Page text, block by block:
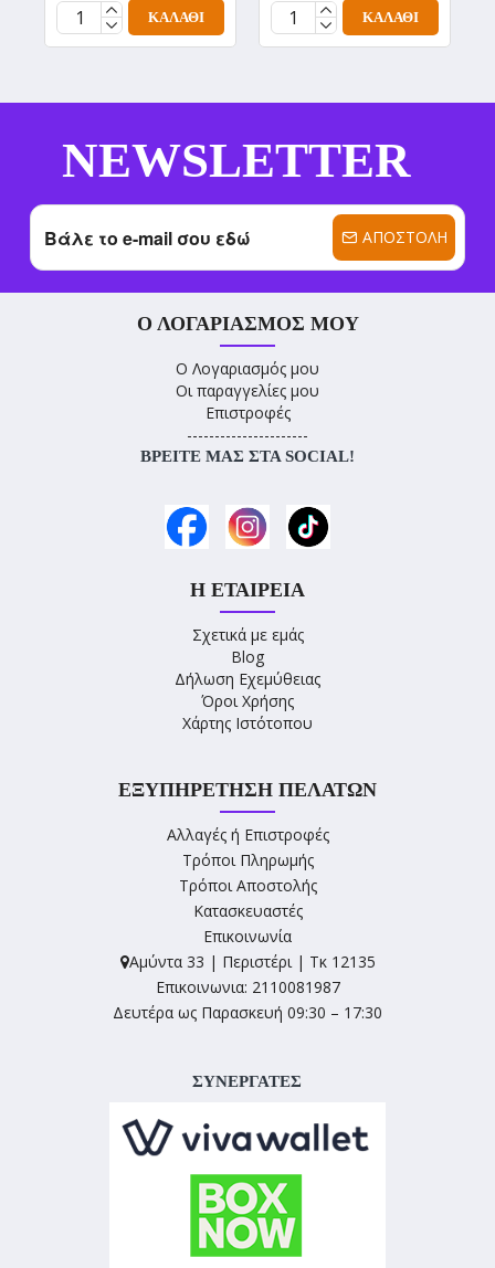
ΚΑΛΆΘΙ ΚΑΛΆΘΙ
NEWSLETTER
ΑΠΟΣΤΟΛΉ
Ο ΛΟΓΑΡΙΑΣΜΌΣ ΜΟΥ
Ο Λογαριασμός μου
Οι παραγγελίες μου
Επιστροφές
----------------------
ΒΡΕΊΤΕ ΜΑΣ ΣΤΑ SOCIAL!
Η ΕΤΑΙΡΕΊΑ
Σχετικά με εμάς
Blog
Δήλωση Εχεμύθειας
Όροι Χρήσης
Χάρτης Ιστότοπου
ΕΞΥΠΗΡΈΤΗΣΗ ΠΕΛΑΤΏΝ
Αλλαγές ή Επιστροφές
Τρόποι Πληρωμής
Τρόποι Αποστολής
Κατασκευαστές
Επικοινωνία
Αμύντα 33 | Περιστέρι | Τκ 12135
Επικοινωνια: 2110081987
Δευτέρα ως Παρασκευή 09:30 – 17:30
ΣΥΝΕΡΓΑΤΕΣ